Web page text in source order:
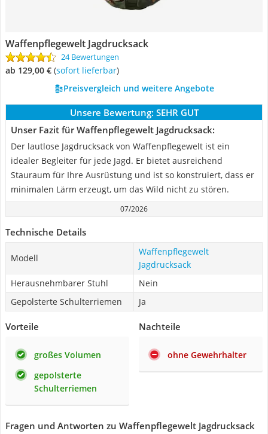
Waffenpflegewelt Jagdrucksack
24 Bewertungen
ab 129,00 € ( Sofort lieferbar)
Preisvergleich und weitere Angebote
Unsere Bewertung: SEHR GUT
Unser Fazit für Waffenpflegewelt Jagdrucksack:
Der lautlose Jagdrucksack von Waffenpflegewelt ist ein
idealer Begleiter für jede Jagd. Er bietet ausreichend
Stauraum für Ihre Ausrüstung und ist so konstruiert, dass er
minimalen Lärm erzeugt, um das Wild nicht zu stören.
07/2026
Technische Details
Modell
Waffenpflegewelt
Jagdrucksack
Herausnehmbarer Stuhl
Nein
Gepolsterte Schulterriemen
Ja
Vorteile
großes Volumen
gepolsterte
Schulterriemen
Nachteile
ohne Gewehrhalter
Fragen und Antworten zu Waffenpflegewelt Jagdrucksack